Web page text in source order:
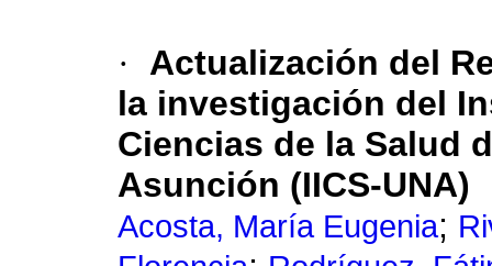
·
Actualización del
la investigación del
Ciencias de la Salud
Asunción (IICS-UNA)
Acosta, María Eugenia;